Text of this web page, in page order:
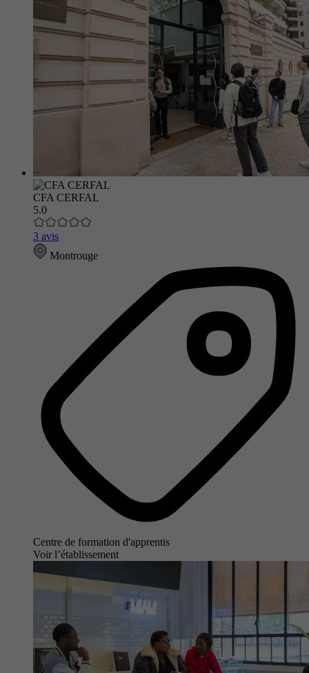
CFA CERFAL
5.0
3 avis
Montrouge
Centre de formation d'apprentis
Voir l’établissement